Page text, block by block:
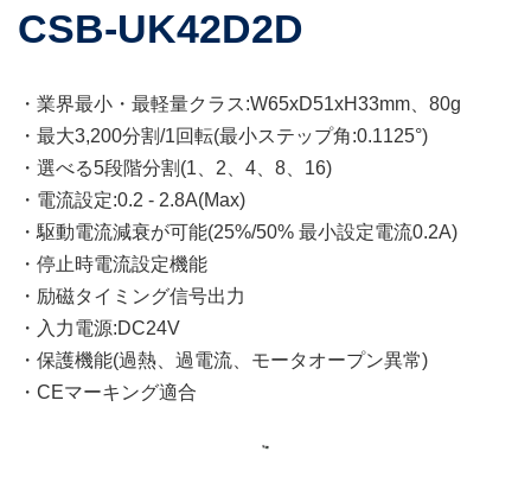
CSB-UK42D2D
・業界最小・最軽量クラス:W65xD51xH33mm、80g
・最大3,200分割/1回転(最小ステップ角:0.1125°)
・選べる5段階分割(1、2、4、8、16)
・電流設定:0.2 - 2.8A(Max)
・駆動電流減衰が可能(25%/50% 最小設定電流0.2A)
・停止時電流設定機能
・励磁タイミング信号出力
・入力電源:DC24V
・保護機能(過熱、過電流、モータオープン異常)
・CEマーキング適合